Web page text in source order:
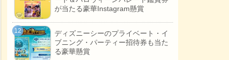
が当たる豪華Instagram懸賞
ディズニーシーのプライベート・イ
ブニング・パーティー招待券も当た
る豪華懸賞